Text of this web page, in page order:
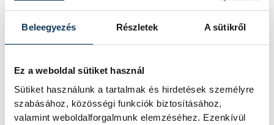
Beleegyezés Részletek A sütikről
Ez a weboldal sütiket használ
Sütiket használunk a tartalmak és hirdetések személyre
szabásához, közösségi funkciók biztosításához,
valamint weboldalforgalmunk elemzéséhez. Ezenkívül
TOVÁBBI CIKKEK
KÖZÉLET